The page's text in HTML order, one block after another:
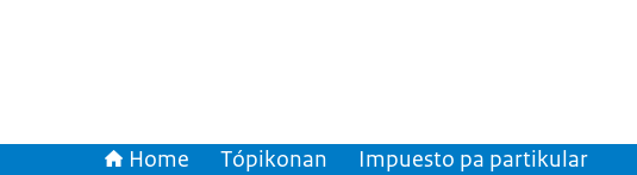
Home Tópikonan Impuesto pa partikular